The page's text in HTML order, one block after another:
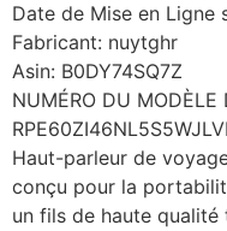
Date de Mise en Ligne
Fabricant: nuytghr
Asin: B0DY74SQ7Z
NUMÉRO DU MODÈLE
Haut-parleur de
conçu pour la
un fils de haute